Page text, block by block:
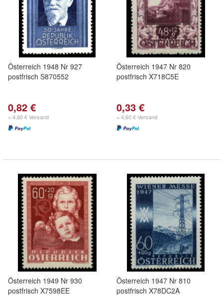
Österreich 1948 Nr 927
postfrisch S870552
0,82 €
+ 4,60 € Versand
Österreich 1947 Nr 820
postfrisch X718C5E
0,33 €
+ 4,60 € Versand
Österreich 1949 Nr 930
postfrisch X7598EE
Österreich 1947 Nr 810
postfrisch X78DC2A